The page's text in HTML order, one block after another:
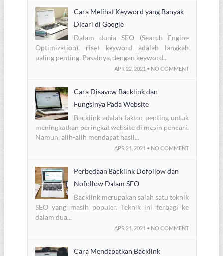
Cara Melihat Keyword yang Banyak
Dicari di Google
Dalam dunia SEO (Search Engine
Optimization), riset keyword adalah langkah
paling penting. Pasalnya, dengan keyword...
APR 22, 2021 • NO COMMENT
Cara Disavow Backlink dan
Fungsinya Pada Website
Backlink adalah faktor penting untuk
meningkatkan peringkat website di mesin pencari.
Namun, alih-alih mendapat hasil...
APR 21, 2021 • NO COMMENT
Perbedaan Backlink Dofollow dan
Nofollow Dalam SEO
Backlink merupakan salah satu teknik
SEO yang masih populer. Teknik ini terbagi ke
dalam dua...
APR 21, 2021 • NO COMMENT
Cara Mendapatkan Backlink